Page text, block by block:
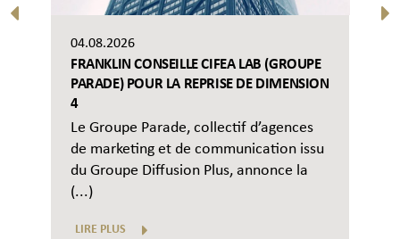
04.08.2026
FRANKLIN CONSEILLE CIFEA LAB (GROUPE
PARADE) POUR LA REPRISE DE DIMENSION
4
Le Groupe Parade, collectif d’agences
de marketing et de communication issu
du Groupe Diffusion Plus, annonce la
(...)
LIRE PLUS